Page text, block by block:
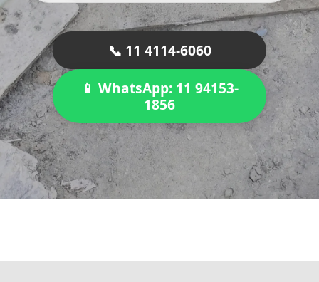
📞 11 4114-6060
📱 WhatsApp: 11 94153-
1856